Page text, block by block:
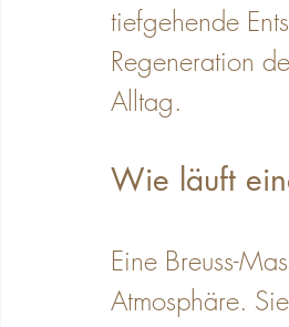
tiefgehende
Regeneration
Alltag.
Wie läuft
Eine Breuss-
Atmosphäre.